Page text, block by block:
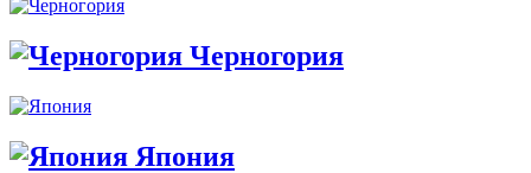
Черногория
Япония